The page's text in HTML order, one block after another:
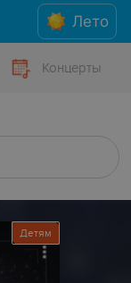
Лето
Концерты
Детям